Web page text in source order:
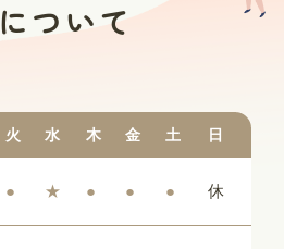
について
火 水 木 金 土 日
● ★ ● ● ● 休